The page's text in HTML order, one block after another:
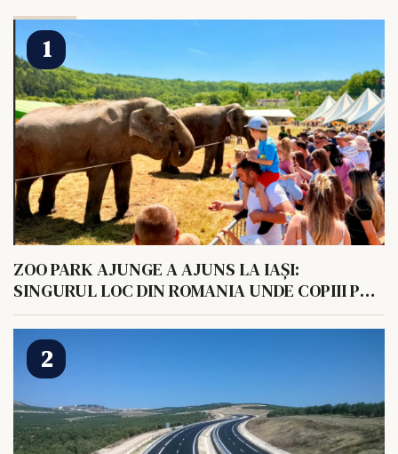
ZOO PARK AJUNGE A AJUNS LA IAȘI:
SINGURUL LOC DIN ROMANIA UNDE COPIII POT
HRANI UN ELEFANT